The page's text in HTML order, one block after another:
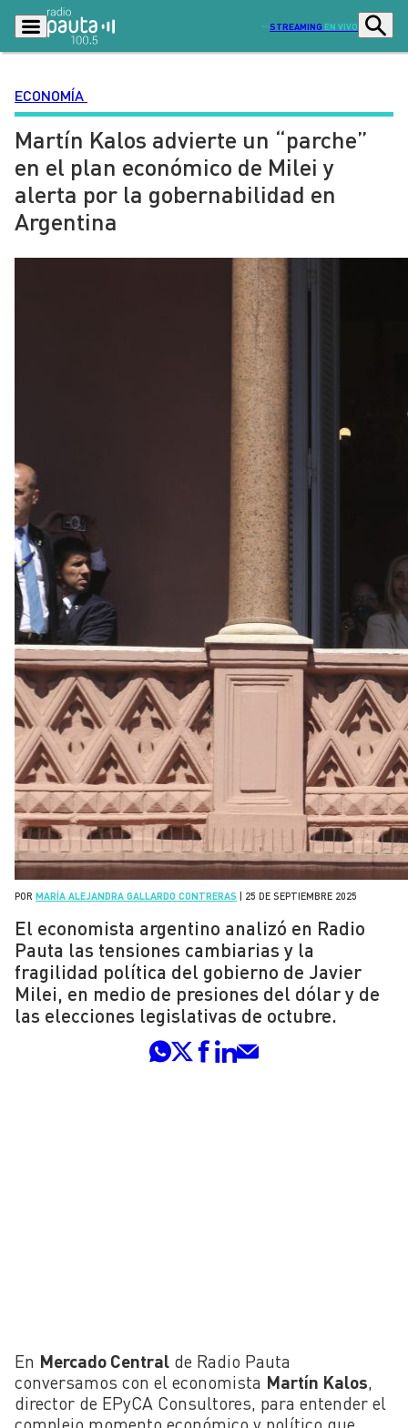
STREAMING EN VIVO
Podcasts Programas
Lo Último Actualidad
Ciudad Economía
ECONOMÍA
Martín Kalos advierte un “parche”
en el plan económico de Milei y
alerta por la gobernabilidad en
Argentina
POR MARÍA ALEJANDRA GALLARDO CONTRERAS 25 DE SEPTIEMBRE 2025
El economista argentino analizó en Radio
Pauta las tensiones cambiarias y la
fragilidad política del gobierno de Javier
Milei, en medio de presiones del dólar y de
las elecciones legislativas de octubre.
En Mercado Central de Radio Pauta
conversamos con el economista Martín Kalos
director de EPyCA Consultores, para entender el
complejo momento económico y político que